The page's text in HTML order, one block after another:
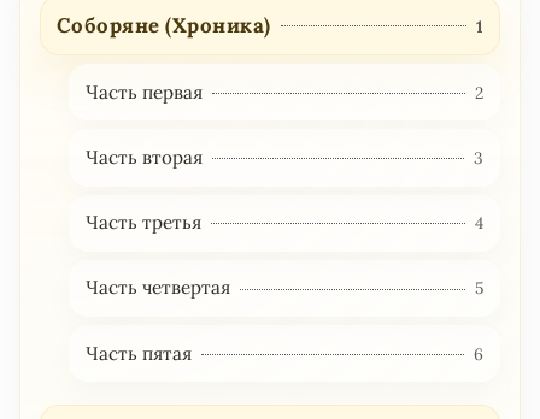
Соборяне (Хроника) 1
Часть первая 2
Часть вторая 3
Часть третья 4
Часть четвертая 5
Часть пятая 6